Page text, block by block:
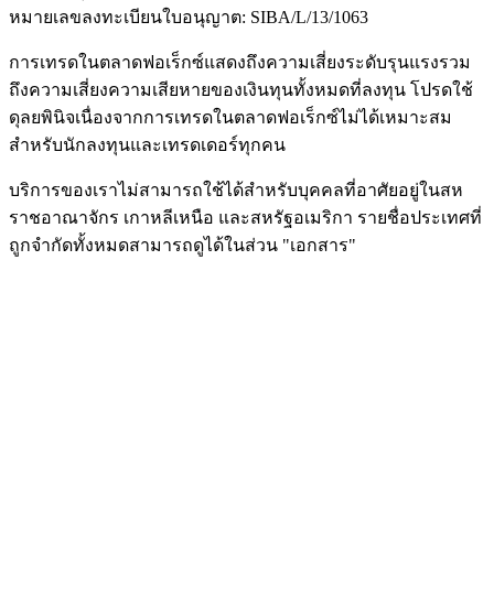
หมายเลขลงทะเบียนใบอนุญาต: SIBA/L/13/1063
การเทรดในตลาดฟอเร็กซ์แสดงถึงความเสี่ยงระดับรุนแรงรวม
ถึงความเสี่ยงความเสียหายของเงินทุนทั้งหมดที่ลงทุน โปรดใช้
ดุลยพินิจเนื่องจากการเทรดในตลาดฟอเร็กซ์ไม่ได้เหมาะสม
สำหรับนักลงทุนและเทรดเดอร์ทุกคน
บริการของเราไม่สามารถใช้ได้สำหรับบุคคลที่อาศัยอยู่ในสห
ราชอาณาจักร เกาหลีเหนือ และสหรัฐอเมริกา รายชื่อประเทศที่
ถูกจำกัดทั้งหมดสามารถดูได้ในส่วน "เอกสาร"